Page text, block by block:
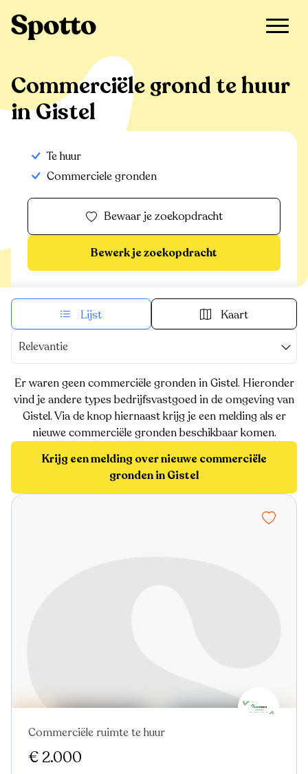
Gistel >
Commerciële grond te huur
in Gistel
Te huur
Commerciele gronden
Bewaar je zoekopdracht
Bewerk je zoekopdracht
Lijst Kaart
Relevantie
Er waren geen commerciële gronden in Gistel. Hieronder
vind je andere types bedrijfsvastgoed in de omgeving van
Gistel. Via de knop hiernaast krijg je een melding als er
nieuwe commerciële gronden beschikbaar komen.
Krijg een melding over nieuwe commerciële
gronden in Gistel
Commerciële ruimte te huur
€ 2.000